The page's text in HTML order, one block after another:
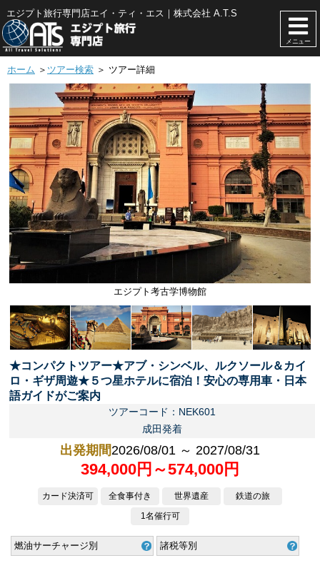
エジプト旅行専門店エイ・ティ・エス｜株式会社 A.T.S
メニュー
ホーム ＞ ツアー検索 ＞ ツアー詳細
エジプト考古学博物館
★コンパクトツアー★アブ・シンベル、ルクソール＆カイ
ロ・ギザ周遊★５つ星ホテルに宿泊！安心の専用車・日本
語ガイドがご案内
ツアーコード：NEK601
成田発着
出発期間2026/08/01 ～ 2027/08/31
394,000円～574,000円
カード決済可 全食事付き 世界遺産
鉄道の旅
1名催行可
燃油サーチャージ別 諸税等別